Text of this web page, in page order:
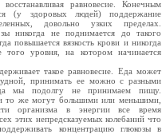
равновесие. Конечным
(у здоровых людей) поддержание
довольно узких пределах.
никогда не поднимается до такого
повышается вязкость крови и никогда
того уровня, на котором начинается
такое равновесие. Еда может
принимать ее можно с разными
мы подолгу не принимаем пищу.
то же могут большими или меньшими,
организма в энергии все время
этих непредсказуемых колебаний что
концентрацию глюкозы в